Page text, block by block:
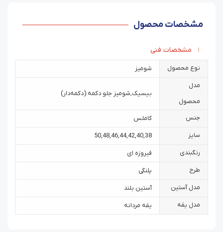
مشخصات محصول
مشخصات فنی
نوع محصول شومیز
مدل
محصول
بیسیک,شومیز جلو دکمه (دکمه‌دار)
جنس کاملس
سایز 38
,
40
,
42
,
44
,
46
,
48
,
50
رنگبندی فیروزه ای
طرح پلنگی
مدل آستین آستین بلند
مدل یقه یقه مردانه